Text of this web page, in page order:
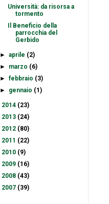
Università: da risorsa a
tormento
Il Beneficio della
parrocchia del
Gerbido
►aprile (2)
► marzo (6)
►febbraio (3)
► gennaio (1)
2014 (23)
2013 (24)
2012 (80)
2011 (22)
2010 (9)
2009 (16)
2008 (43)
2007 (39)